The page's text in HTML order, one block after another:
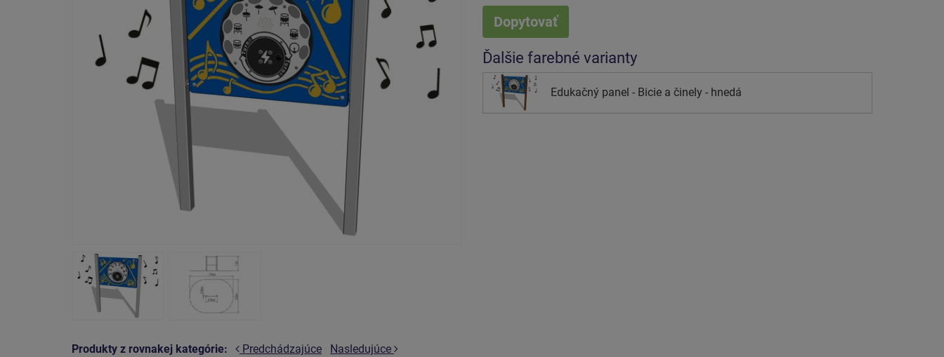
Produkty z rovnakej kategórie: Predchádzajúce Nasledujúce
Dopytovať
Ďalšie farebné varianty
Edukačný panel - Bicie a činely - hnedá